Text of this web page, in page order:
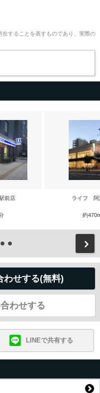
することを表すものであり、実際の
前店 ライフ 阿
約
わせする(無料)
わせする
LINEで共有する